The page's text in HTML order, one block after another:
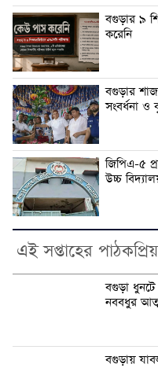
বগুড়ার ৯
করেনি
বগুড়ার
সংবর্ধনা ও
জিপিএ-৫
উচ্চ
এই সপ্তাহের পাঠকপ্রিয়
বগুড়া
নববধুর
বগুড়ায়